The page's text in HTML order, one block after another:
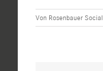
Von Rosenbauer